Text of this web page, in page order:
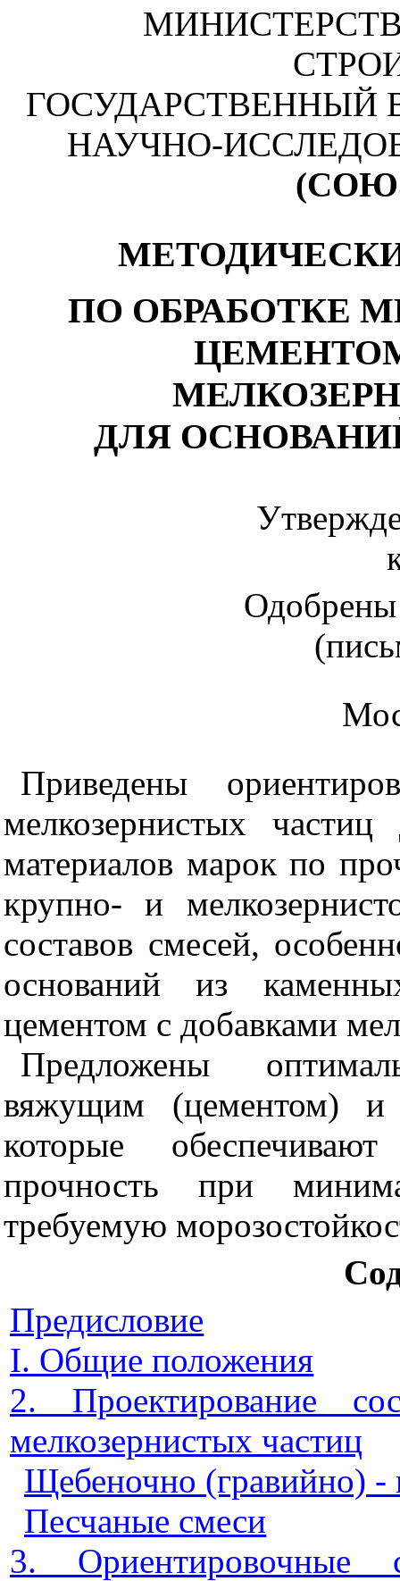
НАУЧНО-
ПО ОБРАБОТКЕ
ДЛЯ
Одобрены
Приведены
мелкозернистых
материалов марок по
крупно- и
составов смесей,
оснований из
цементом с добавками
Предложены
вяжущим (цементом) и
которые
прочность при
требуемую
Предисловие
I. Общие положения
2. Проектирование
мелкозернистых частиц
Щебеночно (гравийно) -
Песчаные смеси
3. Ориентировочные